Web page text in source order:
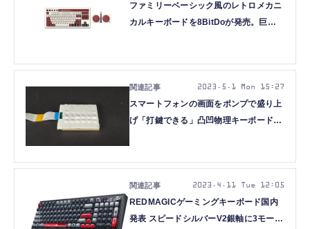
ファミリーベーシック風のレトロメカニ
カルキーボードを8BitDoが発売。巨大
スマートフォンの画面をポンプで盛り上
げ「打鍵できる」凸凹物理キーボードを
2023.5.1 Mon 15:27
REDMAGICゲーミングキーボード国内
発表 スピードシルバーV2銀軸に3モード
2023.4.11 Tue 12:05